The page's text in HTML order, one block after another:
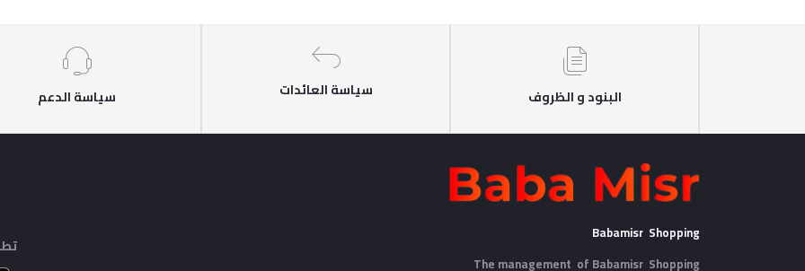
البنود و الظروف سياسة العائدات سياسة الدعم
Babamisr Shopping
The management of Babamisr Shopping